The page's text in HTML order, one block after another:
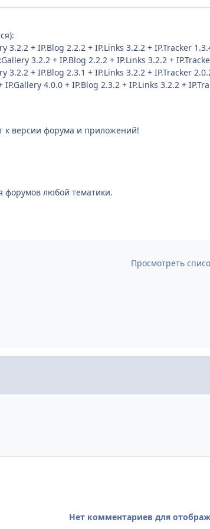
3.2.2 + IP.Blog 2.2.2 + IP.Links 3.2.2 + IP.Tracker
3.2.2 + IP.Blog 2.2.2 + IP.Links 3.2.2 +
3.2.2 + IP.Blog 2.3.1 + IP.Links 3.2.2 + IP.Tracker
4.0.0 + IP.Blog 2.3.2 + IP.Links 3.2.2 +
к версии форума и приложений!
форумов любой тематики.
Просмотреть
Нет комментариев для